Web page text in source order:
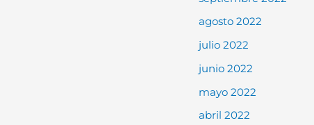
agosto 2022
julio 2022
junio 2022
mayo 2022
abril 2022